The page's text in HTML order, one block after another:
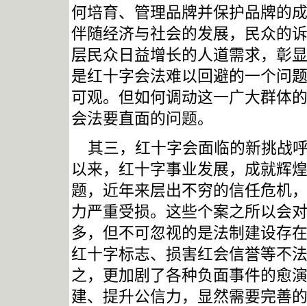
何培育、管理品牌并保护品牌的
伴随经济与社会的发展，民众的
层民众日益增长的人道需求，彰
是红十字会法难以回避的一个问
可观。但如何调动这一广大群体
会法要直面的问题。
其三，红十字会面临的新挑战
以来，红十字事业发展，成就辉
题，近年来层出不穷的信任危机
力严重受损。这些个案之所以会
多，但不可忽视的是法制建设存
红十字标志、损害红会信誉等不
之，更加剧了各种负面事件的愈
建、提升公信力，显然需要完善